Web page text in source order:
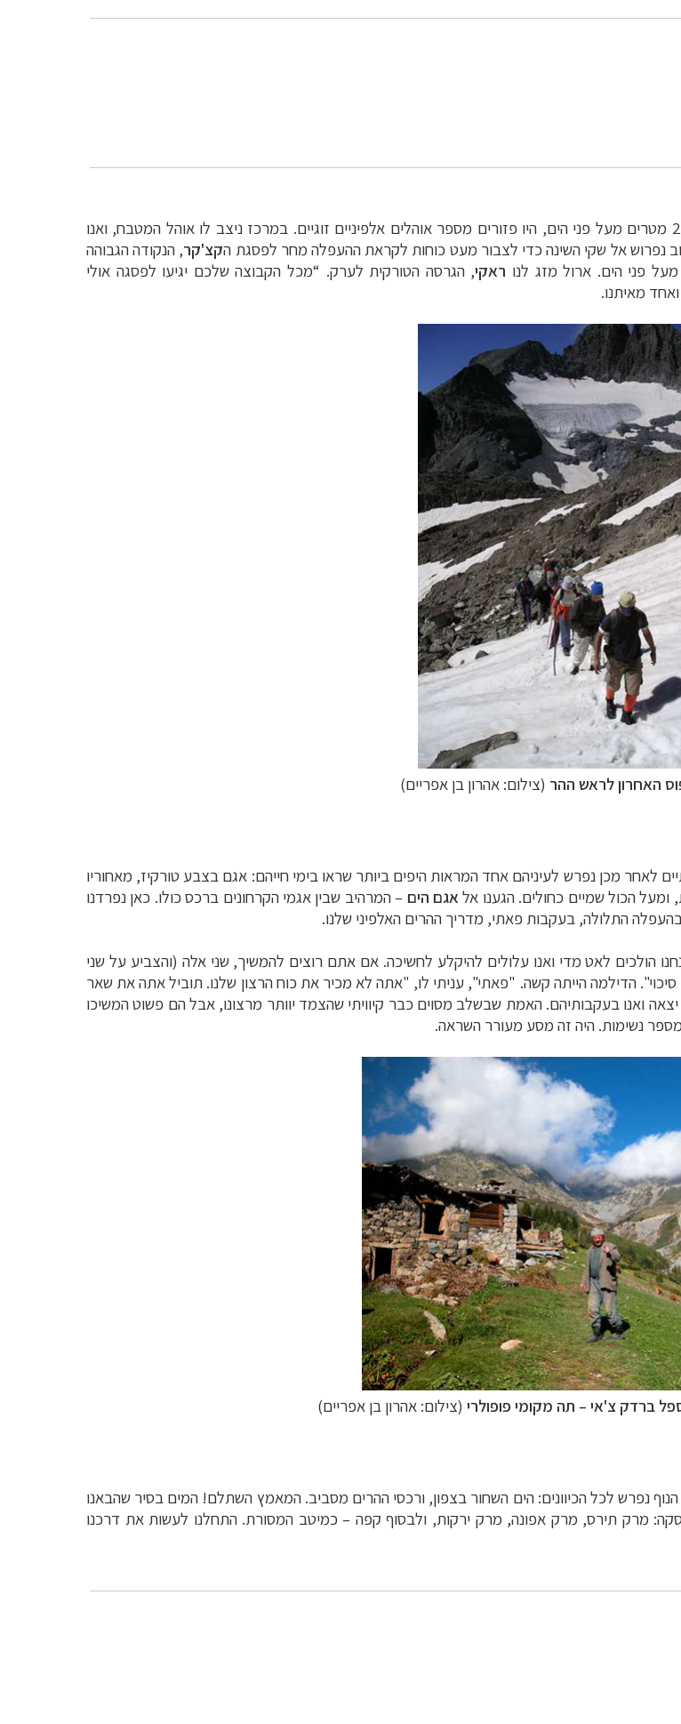
שבגובה 2,800 מטרים מעל פני הים, היו פזורים מספר אוהלים אלפיניים זוגיים. במרכז ניצב לו אוהל המטבח, ואנו
נפרוש אל שקי השינה כדי לצבור מעט כוחות לקראת ההעפלה מחר לפסגת הקצ'קר, הנקודה הגבוהה
ראקי, הגרסה הטורקית לערק. “מכל הקבוצה שלכם יגיעו לפסגה אולי
מאיתנו.
האחרון לראש ההר (צילום: אהרון בן אפריים)
שעתיים לאחר מכן נפרש לעיניהם אחד המראות היפים ביותר שראו בימי חייהם: אגם בצבע טורקיז, מאחוריו
ומעל הכול שמיים כחולים. הגענו אל אגם הים –המרהיב שבין אגמי הקרחונים ברכס כולו. כאן נפרדנו
התלולה, בעקבות פאתי, מדריך ההרים האלפיני שלנו.
אנחנו הולכים לאט מדי ואנו עלולים להיקלע לחשיכה. אם אתם רוצים להמשיך, שני אלה (והצביע על שני
סיכוי". הדילמה הייתה קשה. "פאתי", עניתי לו, "אתה לא מכיר את כוח הרצון שלנו. תוביל אתה את שאר
ואנו בעקבותיהם. האמת שבשלב מסוים כבר קיוויתי שהצמד יוותר מרצונו, אבל הם פשוט המשיכו
נשימות. היה זה מסע מעורר השראה.
ברדק צ'אי – תה מקומי פופולרי (צילום: אהרון בן אפריים)
נפרש לכל הכיוונים: הים השחור בצפון, ורכסי ההרים מסביב. המאמץ השתלם! המים בסיר שהבאנו
מרק תירס, מרק אפונה, מרק ירקות, ולבסוף קפה –כמיטב המסורת. התחלנו לעשות את דרכנו
»
»
היעדים »